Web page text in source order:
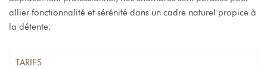
allier fonctionnalité et sérénité dans un cadre naturel propice à
la détente.
TARIFS
Détente Et Activités